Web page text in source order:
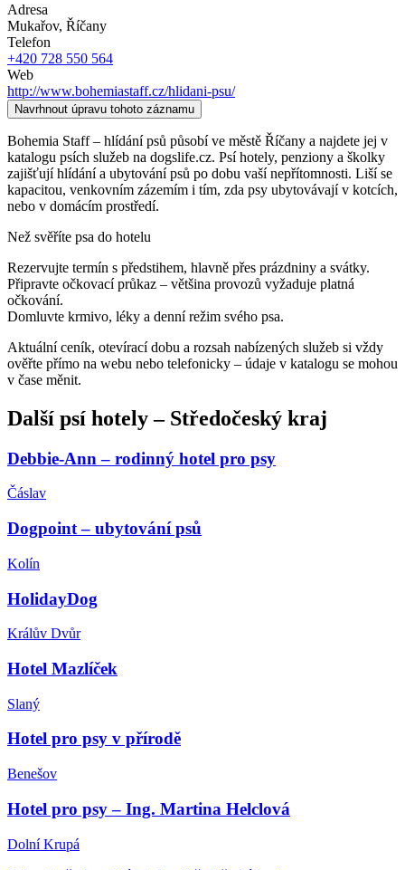
Adresa
Mukařov, Říčany
Telefon
+420 728 550 564
Web
http://www.bohemiastaff.cz/hlidani-psu/
Navrhnout úpravu tohoto záznamu
Bohemia Staff – hlídání psů působí ve městě Říčany a najdete jej v
katalogu psích služeb na dogslife.cz. Psí hotely, penziony a školky
zajišťují hlídání a ubytování psů po dobu vaší nepřítomnosti. Liší se
kapacitou, venkovním zázemím i tím, zda psy ubytovávají v kotcích,
nebo v domácím prostředí.
Než svěříte psa do hotelu
Rezervujte termín s předstihem, hlavně přes prázdniny a svátky.
Připravte očkovací průkaz – většina provozů vyžaduje platná
očkování.
Domluvte krmivo, léky a denní režim svého psa.
Aktuální ceník, otevírací dobu a rozsah nabízených služeb si vždy
ověřte přímo na webu nebo telefonicky – údaje v katalogu se mohou
v čase měnit.
Další psí hotely– Středočeský kraj
Debbie-Ann – rodinný hotel pro psy
Čáslav
Dogpoint – ubytování psů
Kolín
HolidayDog
Králův Dvůr
Hotel Mazlíček
Slaný
Hotel pro psy v přírodě
Benešov
Hotel pro psy – Ing. Martina Helclová
Dolní Krupá